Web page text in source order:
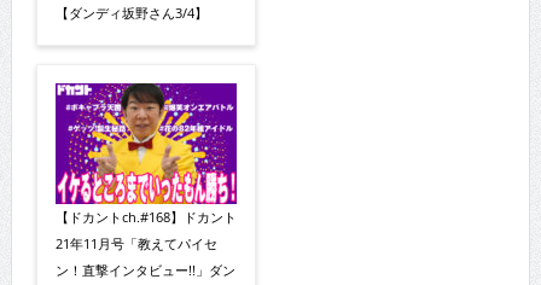
【ダンディ坂野さん3/4】
【ドカントch.#168】ドカント
21年11月号「教えてパイセ
ン！直撃インタビュー!!」ダン